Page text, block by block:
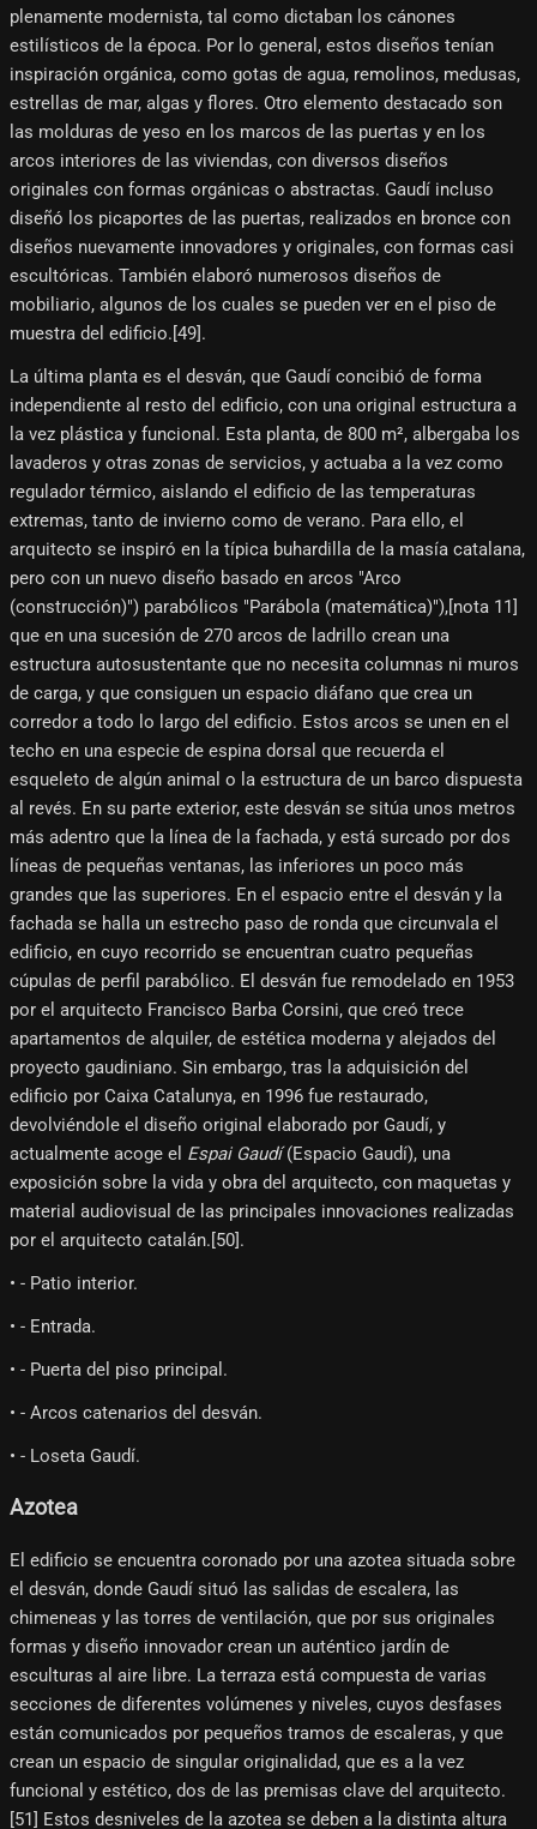
plenamente modernista, tal como dictaban los cánones
estilísticos de la época. Por lo general, estos diseños tenían
inspiración orgánica, como gotas de agua, remolinos, medusas,
estrellas de mar, algas y flores. Otro elemento destacado son
las molduras de yeso en los marcos de las puertas y en los
arcos interiores de las viviendas, con diversos diseños
originales con formas orgánicas o abstractas. Gaudí incluso
diseñó los picaportes de las puertas, realizados en bronce con
diseños nuevamente innovadores y originales, con formas casi
escultóricas. También elaboró numerosos diseños de
mobiliario, algunos de los cuales se pueden ver en el piso de
muestra del edificio.[49]​.
La última planta es el desván, que Gaudí concibió de forma
independiente al resto del edificio, con una original estructura a
la vez plástica y funcional. Esta planta, de 800 m², albergaba los
lavaderos y otras zonas de servicios, y actuaba a la vez como
regulador térmico, aislando el edificio de las temperaturas
extremas, tanto de invierno como de verano. Para ello, el
arquitecto se inspiró en la típica buhardilla de la masía catalana,
pero con un nuevo diseño basado en arcos "Arco
(construcción)") parabólicos "Parábola (matemática)"),[nota 11]​
que en una sucesión de 270 arcos de ladrillo crean una
estructura autosustentante que no necesita columnas ni muros
de carga, y que consiguen un espacio diáfano que crea un
corredor a todo lo largo del edificio. Estos arcos se unen en el
techo en una especie de espina dorsal que recuerda el
esqueleto de algún animal o la estructura de un barco dispuesta
al revés. En su parte exterior, este desván se sitúa unos metros
más adentro que la línea de la fachada, y está surcado por dos
líneas de pequeñas ventanas, las inferiores un poco más
grandes que las superiores. En el espacio entre el desván y la
fachada se halla un estrecho paso de ronda que circunvala el
edificio, en cuyo recorrido se encuentran cuatro pequeñas
cúpulas de perfil parabólico. El desván fue remodelado en 1953
por el arquitecto Francisco Barba Corsini, que creó trece
apartamentos de alquiler, de estética moderna y alejados del
proyecto gaudiniano. Sin embargo, tras la adquisición del
edificio por Caixa Catalunya, en 1996 fue restaurado,
devolviéndole el diseño original elaborado por Gaudí, y
actualmente acoge el Espai Gaudí(Espacio Gaudí), una
exposición sobre la vida y obra del arquitecto, con maquetas y
material audiovisual de las principales innovaciones realizadas
por el arquitecto catalán.[50]​.
• - Patio interior.
• - Entrada.
• - Puerta del piso principal.
• - Arcos catenarios del desván.
• - Loseta Gaudí.
Azotea
El edificio se encuentra coronado por una azotea situada sobre
el desván, donde Gaudí situó las salidas de escalera, las
chimeneas y las torres de ventilación, que por sus originales
formas y diseño innovador crean un auténtico jardín de
esculturas al aire libre. La terraza está compuesta de varias
secciones de diferentes volúmenes y niveles, cuyos desfases
están comunicados por pequeños tramos de escaleras, y que
crean un espacio de singular originalidad, que es a la vez
funcional y estético, dos de las premisas clave del arquitecto.
[51]​ Estos desniveles de la azotea se deben a la distinta altura